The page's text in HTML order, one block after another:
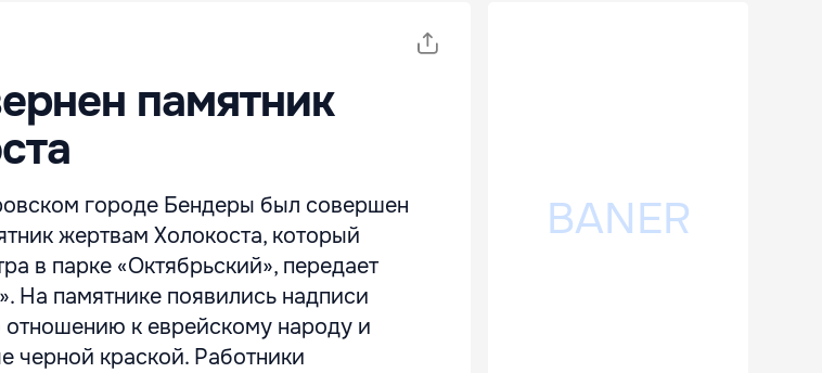
памятник
городе Бендеры был совершен
жертвам Холокоста, который
в парке «Октябрьский», передает
На памятнике появились надписи
к еврейскому народу и
черной краской. Работники